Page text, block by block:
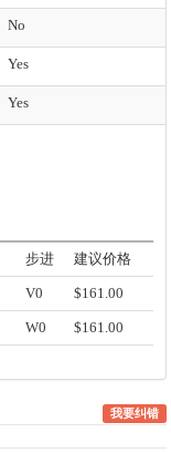
No
Yes
Yes
步进 建议价格
V0 $161.00
W0 $161.00
我要纠错